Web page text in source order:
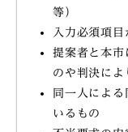
等）
入力必須項
提案者と本市
のや判決に
同一人によ
いるもの